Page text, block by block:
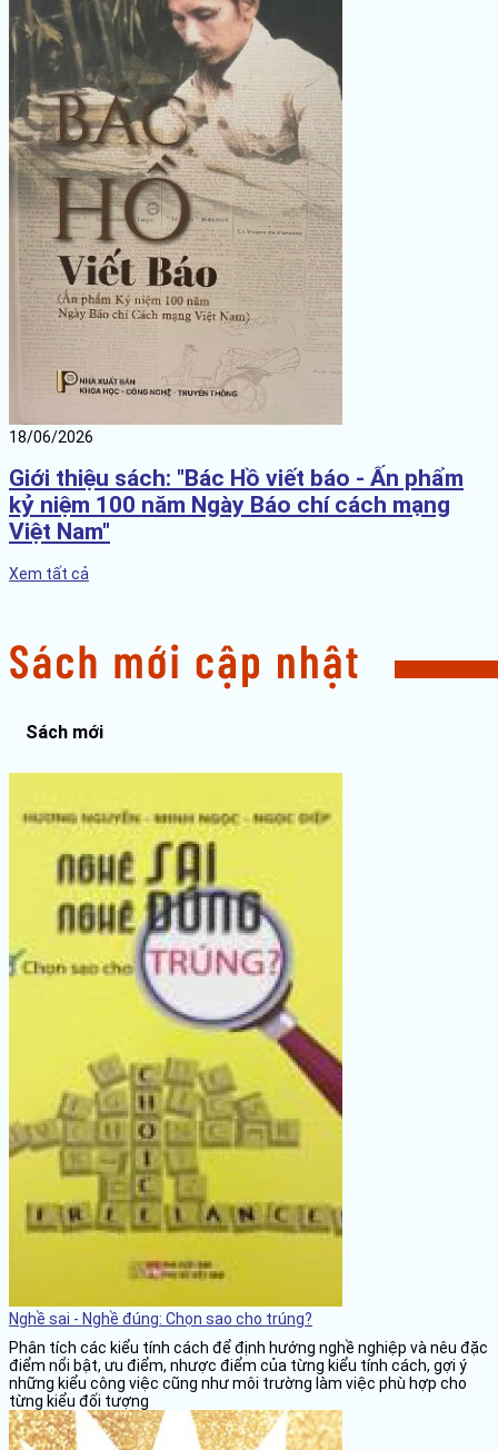
18/06/2026
Giới thiệu sách: "Bác Hồ viết báo - Ấn phẩm
kỷ niệm 100 năm Ngày Báo chí cách mạng
Việt Nam"
Xem tất cả
Sách mới
Nghề sai - Nghề đúng: Chọn sao cho trúng?
Phân tích các kiểu tính cách để định hướng nghề nghiệp và nêu đặc
điểm nổi bật, ưu điểm, nhược điểm của từng kiểu tính cách, gợi ý
những kiểu công việc cũng như môi trường làm việc phù hợp cho
từng kiểu đối tượng